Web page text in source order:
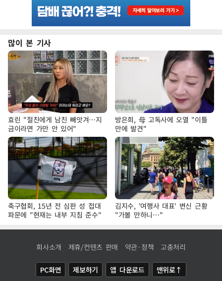
많이 본 기사
효린 "절친에게 남친 빼앗겨…지
금이라면 가만 안 있어"
방은희, 母 고독사에 오열 "이틀
만에 발견"
축구협회, 15년 전 심판 성 접대
파문에 "현재는 내부 지침 준수"
김지수, '여행사 대표' 변신 근황
"가볼 만하니…"
회사소개 제휴/컨텐츠 판매 약관·정책 고충처리
PC화면 제보하기 앱 다운로드 맨위로↑